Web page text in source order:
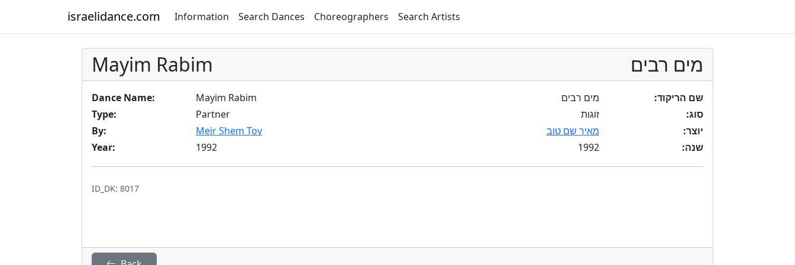
israelidance.com Information Search Dances Choreographers Search Artists
Mayim Rabim מים רבים
Dance Name:
Mayim Rabim
Type:
Partner
By:
Meir Shem Tov
Year:
1992
שם הריקוד:
מים רבים
סוג:
זוגות
יוצר:
מאיר שם טוב
שנה:
1992
ID_DK: 8017